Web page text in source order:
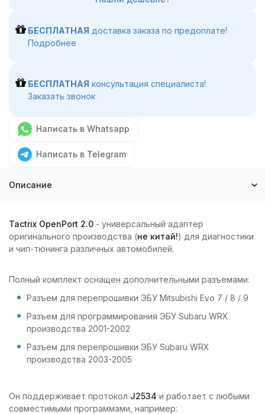
БЕСПЛАТНАЯ доставка заказа по предоплате!
Подробнее
БЕСПЛАТНАЯ консультация специалиста!
Заказать звонок
Написать в Whatsapp
Написать в Telegram
Описание
Tactrix OpenPort 2.0 - универсальный адаптер
оригинального производства (не китай!) для диагностики
и чип-тюнинга различных автомобилей.
Полный комплект оснащен дополнительными разъемами:
Разъем для перепрошивки ЭБУ Mitsubishi Evo 7 / 8 / 9
Разъем для программирования ЭБУ Subaru WRX
производства 2001-2002
Разъем для перепрошивки ЭБУ Subaru WRX
производства 2003-2005
Он поддерживает протокол J2534 и работает с любыми
совместимыми программами, например: